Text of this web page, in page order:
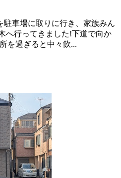
駐車場に取りに行き、家族みん
へ行ってきました!下道で向か
を過ぎると中々飲...